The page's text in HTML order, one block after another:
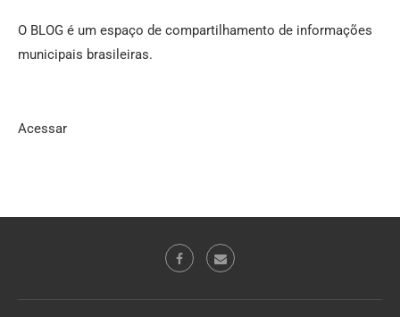
O BLOG é um espaço de compartilhamento de informações
municipais brasileiras.
Acessar